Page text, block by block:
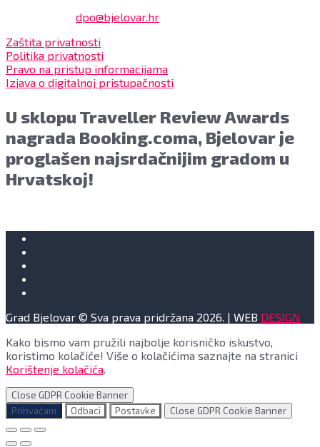
dpo@bjelovar.hr
Zaštita privatnosti
Politika privatnosti
Pravo na pristup informacijama
Izjava o digitalnoj pristupačnosti
U sklopu Traveller Review Awards
nagrada Booking.coma, Bjelovar je
proglašen najsrdačnijim gradom u
Hrvatskoj!
Grad Bjelovar © Sva prava pridržana 2026. | WEB DESIGN
Kako bismo vam pružili najbolje korisničko iskustvo,
koristimo kolačiće! Više o kolačićima saznajte na stranici
Korištenje kolačića.
Close GDPR Cookie Banner
Prihvaćam
Odbaci Postavke Close GDPR Cookie Banner